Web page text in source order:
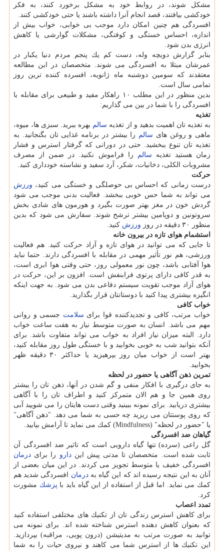
مشكل شوند، در روابط خود به مشكل برخورد كنند، به فكر
خودكشی بیافتند، قصد انجام آنرا داشته باشند یا حتی خودكشی كنند.
افسردگی هم چنین امكان دارد موجب بی خوابی، خواب بیش از
اندازه، احساس خستگی و كوفتگی، مشكلات گوارشی یا كاهش
انرژی بدن شود.
بنابر گزارش دویچه وله، دست كم یك پنجم مردم دنیا یكبار در
عمرشان مبتلا به افسردگی می شوند. متخصصان در این مطالعه
معتقدند كه سومین دوشنبه ماه ژانویه، افسرده كننده ترین روز
تمامی سال است.
بدین منظور در این مطلب ۱۰ راهكار مفید و طبیعی برای مقابله با
افسردگی را با شما در بین می گذاریم:
تغذیه
به تغذیه تان اهمیت بدهید و از تغذیه سالم بهره ببرید. سبزی ها، میوه،
ماهی و روغن های سالم را بیشتر در برنامه غذایی تان بگنجانید. به
تغذیه تان تنوع ببخشید. حتی در دورانی كه گرفتار استرس و فشار
زمان هستید تغذیه سالم
را فراموش نكنید. در ضمن از مصرف
مشروبات الكلی، دخانیات، شكر، آرد سفید و نشاسته خودداری كنید.
حركت
درست زمانی كه احساس بی حوصلگی و خستگی می كنید، ورزش
می تواند به شما حس خوبی ببخشد. فعالیت بدنی موجب می شود
گردش خون در مغز بهتر صورت بگیرد و هورمون های شادی بخش
سروتونین و دوپامین بیشتر ترشح شوند. سفارش می شود كه بدین
منظور ۳۰ دقیقه در روز
ورزش كنید.
استشمام هوای تازه در بیرون خانه
تا جایی كه می توانید در هوای تازه و آزاد حركت كنید. هم فعالیت
ورزشی، هم نور تأثیر مهمی در مقابله با افسردگی دارند. حتما نباید
هوا آفتابی باشد، چون نور معمولی روز، حتی وقتی هوا ابری است،
به قدر كافی دارای پرتوی فرابنفش است. افزون بر این، حركت در
هوای آزاد موجب تقویت سیستم دفاعی بدن می شود. به جهت اینكه
انگیزه بیشتری پیدا كنید با دوستانتان قرار بگذارید.
خواب كافی
خواب مرتب، كافی و تجدیدكننده قوا برای سلامت جسمی و روانی
مهم می باشد. انسان به صورت متوسط نیاز به هفت ساعت خواب
دارد. البته میزان نیاز افراد به خواب می تواند متفاوت باشد. برای
آنكه بتوانید شب به خوبی بخوابید و با خستگی طول روز مقابله كنید،
بهتر است از خواب میان روز بپرهیزید یا حداكثر ۳۰ دقیقه ظهر
بخوابید.
تمرین ذهن آگاهی یا حضور در لحظه
به جای درگیری با افكار منفی و گم شدن در آنها، ذهن تان را بیشتر
روی همین جا و هم الان متمركز كنید و اطراف تان را با آگاهی
بیشتری دریابید. برای نمونه ببینید وقتی دست هایتان را می شویید آبی
كه روی پوستتان می ریزید چه حسی به شما می دهد. "ذهن آگاهی"
یا "حضور در لحظه" (Mindfulness) كمك می نماید تا آرامش بیابید.
گیاهان ضد افسردگی
گل راعی (سرده) تنها گیاه دارویی است كه تاثیر ضد افسردگی آن
ثابت شده است. متخصصان تا مدتی پیش ایندارو را برای درمان
افسردگی خفیف یا متوسط تجویز می كردند. در این میان بعضی از
آنان به این نتیجه رسیده اند كه این گیاه بهدرمان افسردگی شدید هم
كمك می نماید. اما قبل از استفاده از این گیاه باید با پزشك مشورت
كرد.
تمدد اعصاب
برای كاهش استرس زندگی تان از تكنیك های مختلفی استفاده كنید
كه بعنوان كاهش دهنده استرس شناخته شده اند. برای نمونه می
توانید به صورت مرتب به مدیتیشن (درون پویی، مراقبه) بپردازید.
این تكنیك ها از استرس شما می كاهند و نیروی حیات را به شما